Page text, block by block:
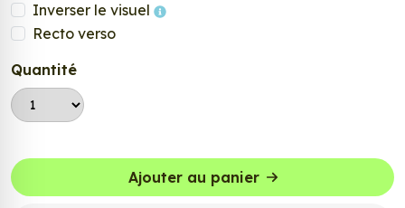
Inverser le visuel
Recto verso
Quantité
Ajouter au panier